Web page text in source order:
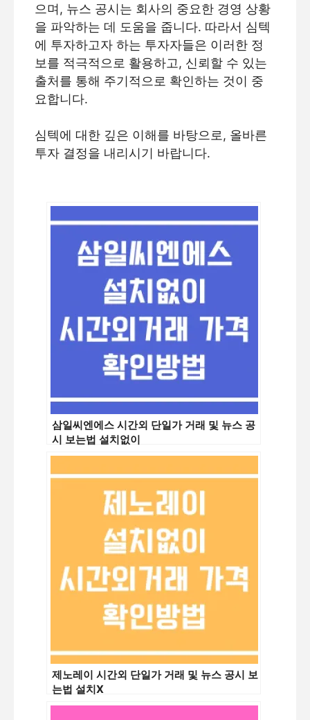
으며, 뉴스 공시는 회사의 중요한 경영 상황
을 파악하는 데 도움을 줍니다. 따라서 심텍
에 투자하고자 하는 투자자들은 이러한 정
보를 적극적으로 활용하고, 신뢰할 수 있는
출처를 통해 주기적으로 확인하는 것이 중
요합니다.
심텍에 대한 깊은 이해를 바탕으로, 올바른
투자 결정을 내리시기 바랍니다.
삼일씨엔에스 시간외 단일가 거래 및 뉴스 공
시 보는법 설치없이
제노레이 시간외 단일가 거래 및 뉴스 공시 보
는법 설치X